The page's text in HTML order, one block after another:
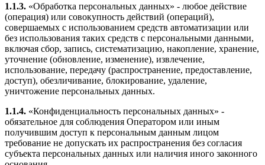
1.1.3. «Обработка персональных данных» - любое действие
(операция) или совокупность действий (операций),
совершаемых с использованием средств автоматизации или
без использования таких средств с персональными данными,
включая сбор, запись, систематизацию, накопление, хранение,
уточнение (обновление, изменение), извлечение,
использование, передачу (распространение, предоставление,
доступ), обезличивание, блокирование, удаление,
уничтожение персональных данных.
1.1.4. «Конфиденциальность персональных данных» -
обязательное для соблюдения Оператором или иным
получившим доступ к персональным данным лицом
требование не допускать их распространения без согласия
субъекта персональных данных или наличия иного законного